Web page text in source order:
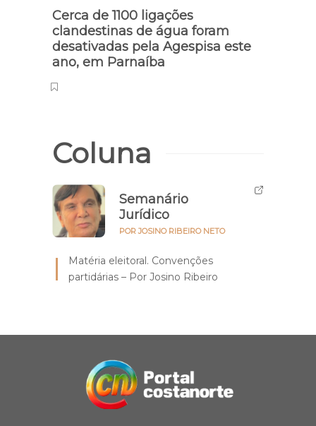
Cerca de 1100 ligações
clandestinas de água foram
desativadas pela Agespisa este
ano, em Parnaíba
Coluna
Semanário
Jurídico
POR JOSINO RIBEIRO NETO
Matéria eleitoral. Convenções
partidárias – Por Josino Ribeiro